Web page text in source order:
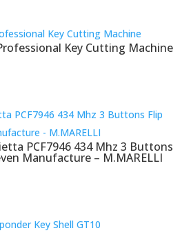
Key Cutting Machine
PCF7946 434 Mhz 3 Buttons
Manufacture – M.MARELLI